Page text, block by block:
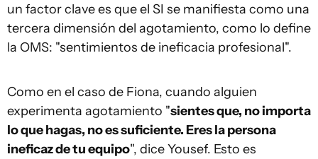
un factor clave es que el SI se manifiesta como una
tercera dimensión del agotamiento, como lo define
la OMS: "sentimientos de ineficacia profesional".
Como en el caso de Fiona, cuando alguien
experimenta agotamiento "sientes que, no importa
lo que hagas, no es suficiente. Eres la persona
ineficaz de tu equipo", dice Yousef. Esto es